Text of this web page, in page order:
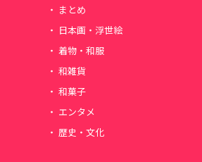
まとめ
日本画・浮世絵
着物・和服
和雑貨
和菓子
エンタメ
歴史・文化